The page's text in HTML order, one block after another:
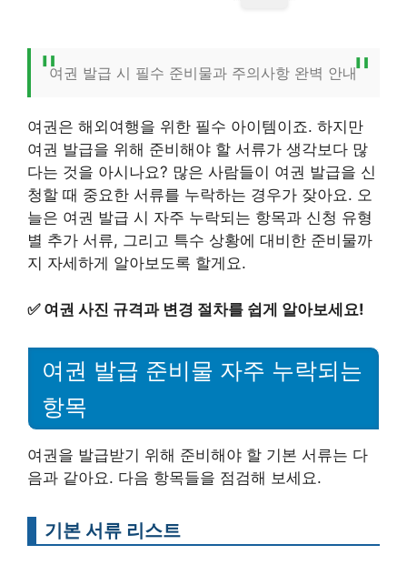
여권 발급 시 필수 준비물과 주의사항 완벽 안내
여권은 해외여행을 위한 필수 아이템이죠. 하지만
여권 발급을 위해 준비해야 할 서류가 생각보다 많
다는 것을 아시나요? 많은 사람들이 여권 발급을 신
청할 때 중요한 서류를 누락하는 경우가 잦아요. 오
늘은 여권 발급 시 자주 누락되는 항목과 신청 유형
별 추가 서류, 그리고 특수 상황에 대비한 준비물까
지 자세하게 알아보도록 할게요.
✅ 여권 사진 규격과 변경 절차를 쉽게 알아보세요!
여권 발급 준비물 자주 누락되는
항목
여권을 발급받기 위해 준비해야 할 기본 서류는 다
음과 같아요. 다음 항목들을 점검해 보세요.
기본 서류 리스트